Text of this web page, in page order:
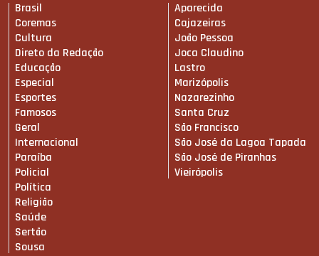
Brasil
Coremas
Cultura
Direto da Redação
Educação
Especial
Esportes
Famosos
Geral
Internacional
Paraíba
Policial
Política
Religião
Saúde
Sertão
Sousa
Aparecida
Cajazeiras
João Pessoa
Joca Claudino
Lastro
Marizópolis
Nazarezinho
Santa Cruz
São Francisco
São José da Lagoa Tapada
São José de Piranhas
Vieirópolis